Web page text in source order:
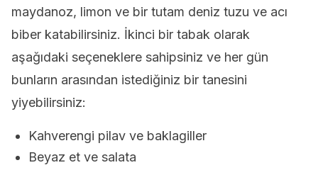
maydanoz, limon ve bir tutam deniz tuzu ve acı
biber katabilirsiniz. İkinci bir tabak olarak
aşağıdaki seçeneklere sahipsiniz ve her gün
bunların arasından istediğiniz bir tanesini
yiyebilirsiniz:
Kahverengi pilav ve baklagiller
Beyaz et ve salata